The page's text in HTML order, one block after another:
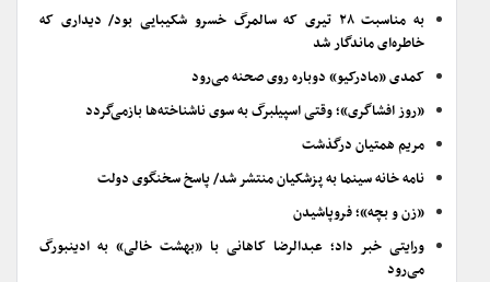
به مناسبت ۲۸ تیری که سالمرگ خسرو شکیبایی بود/ دیداری که
خاطره‌ای ماندگار شد
کمدی «مادرکیو» دوباره روی صحنه می‌رود
«روز افشاگری»؛ وقتی اسپیلبرگ به سوی ناشناخته‌ها بازمی‌گردد
مریم همتیان درگذشت
نامه خانه سینما به پزشکیان منتشر شد/ پاسخ سخنگوی دولت
«زن و بچه»؛ فروپاشیدن
ورایتی خبر داد؛ عبدالرضا کاهانی با «بهشت خالی» به ادینبورگ
می‌رود